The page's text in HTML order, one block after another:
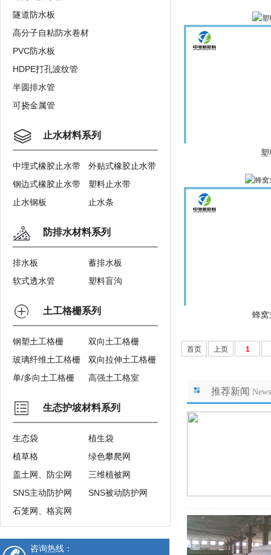
隧道防水板
高分子自粘防水卷材
PVC防水板
HDPE打孔波纹管
半圆排水管
可挠金属管
止水材料系列
中埋式橡胶止水带
外贴式橡胶止水带
钢边式橡胶止水带
塑料止水带
止水钢板
止水条
防排水材料系列
排水板
蓄排水板
软式透水管
塑料盲沟
土工格栅系列
钢塑土工格栅
双向土工格栅
玻璃纤维土工格栅
双向拉伸土工格栅
单/多向土工格栅
高强土工格室
生态护坡材料系列
生态袋
植生袋
植草格
绿色攀爬网
盖土网、防尘网
三维植被网
SNS主动防护网
SNS被动防护网
石笼网、格宾网
咨询热线：
蜂窝
首页 上页 1
推荐新闻 News